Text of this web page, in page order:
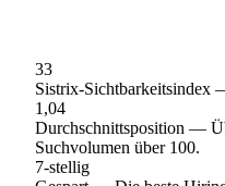
33
Sistrix-Sichtbarkeitsindex
1,04
Durchschnittsposition —
Suchvolumen über 100.
7-stellig